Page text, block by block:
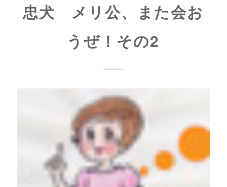
忠犬 メリ公、また会お
うぜ！その2